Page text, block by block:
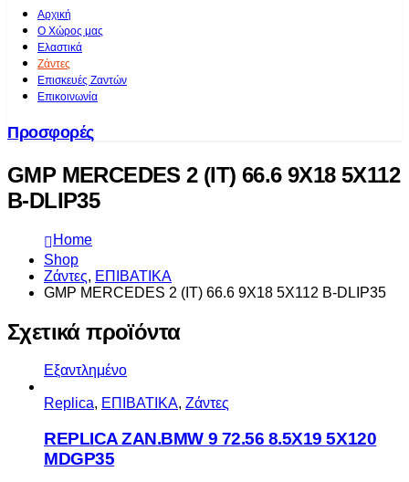
Αρχική
Ο Χώρος μας
Ελαστικά
Ζάντες
Επισκευές Ζαντών
Επικοινωνία
Προσφορές
GMP MERCEDES 2 (IT) 66.6 9X18 5X112
B-DLIP35
Home
Shop
Ζάντες, ΕΠΙΒΑΤΙΚΑ
GMP MERCEDES 2 (IT) 66.6 9X18 5X112 B-DLIP35
Σχετικά προϊόντα
Εξαντλημένο
Replica, ΕΠΙΒΑΤΙΚΑ, Ζάντες
REPLICA ZAN.BMW 9 72.56 8.5X19 5X120
MDGP35